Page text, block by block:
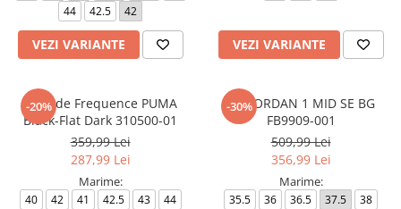
44
42.5 42
VEZI VARIANTE VEZI VARIANTE
-20%
Softride Frequence PUMA
Black-Flat Dark 310500-01
359,99 Lei
287,99 Lei
Marime:
40 42 41 42.5 43
44
-30%
AIR JORDAN 1 MID SE BG
FB9909-001
509,99 Lei
356,99 Lei
Marime:
35.5 36 36.5 37.5
38